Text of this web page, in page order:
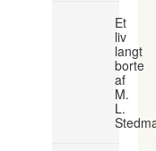
Et
liv
langt
borte
af
M.
L.